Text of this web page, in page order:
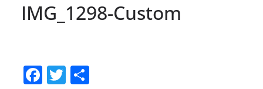
IMG_1298-Custom
F T